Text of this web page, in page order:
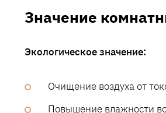
Значение
Экологическое значение:
Очищение воздуха от
Повышение влажности